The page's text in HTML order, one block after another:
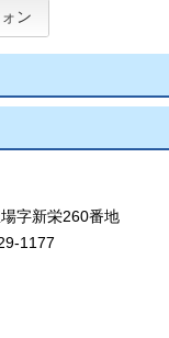
ン
字新栄260番地
1177